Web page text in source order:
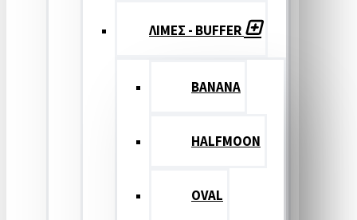
ΛΙΜΕΣ - BUFFER
BANANA
HALFMOON
OVAL